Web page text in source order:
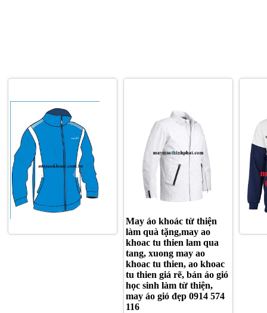
QUÀ TẶNG SỐ LƯỢNG
LỚN
THIỆN LÀM QUÀ TẶNG
May áo khoác từ thiện
làm quà tặng,may ao
khoac tu thien lam qua
tang, xuong may ao
khoac tu thien, ao khoac
tu thien giá rẽ, bán áo gió
học sinh làm từ thiện,
may áo gió đẹp 0914 574
116